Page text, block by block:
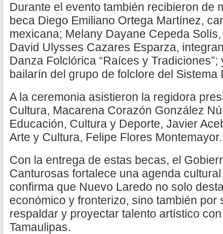
Durante el evento también recibieron de
beca Diego Emiliano Ortega Martínez,
mexicana; Melany Dayane Cepeda
David Ulysses Cazares Esparza,
Danza Folclórica “Raíces y
bailarín del grupo de folclore del Sistema
A la ceremonia asistieron la regidora
Cultura, Macarena Corazón González
Educación, Cultura y Deporte, Javier
Arte y Cultura, Felipe Flores Montemayor.
Con la entrega de estas becas, el
Canturosas fortalece una agenda
confirma que Nuevo Laredo no solo
económico y fronterizo, sino también por
respaldar y proyectar talento artístico
Tamaulipas.